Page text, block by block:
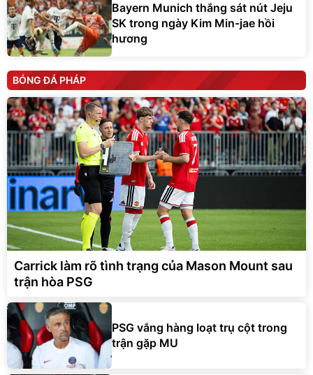
Bayern Munich thắng sát nút Jeju
SK trong ngày Kim Min-jae hồi
hương
BÓNG ĐÁ PHÁP
Carrick làm rõ tình trạng của Mason Mount sau
trận hòa PSG
PSG vắng hàng loạt trụ cột trong
trận gặp MU